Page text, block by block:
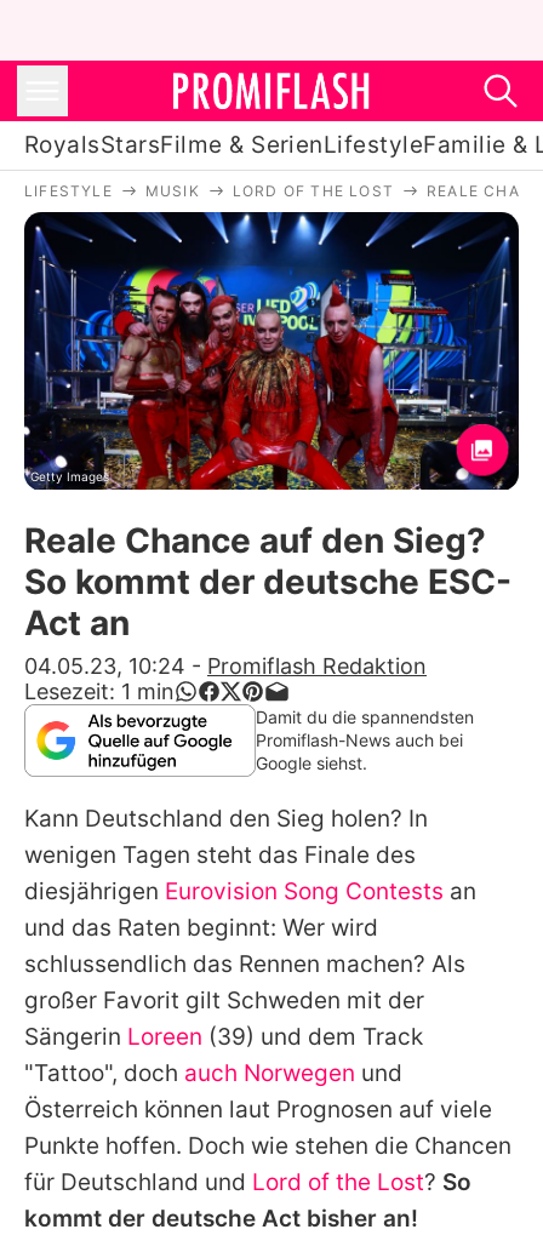
RoyalsStarsFilme & SerienLifestyleFamilie &
Royals
Stars
Filme & Serien
Lifestyle
Familie & Liebe
Promiflash Exklusiv
Alle Themen auf Promiflash
App runterladen
Team
Redaktionelle Richtlinien
Impressum
Datenschutzerklärung
Nutzungsbedingungen
Utiq verwalten
LIFESTYLE MUSIK LORD OF THE LOST REALE
Getty Images
Reale Chance auf den Sieg?
So kommt der deutsche ESC-
Act an
04.05.23, 10:24 - Promiflash Redaktion
Lesezeit: 1 min
Damit du die spannendsten
Promiflash-News auch bei
Google siehst.
Kann Deutschland den Sieg holen? In
wenigen Tagen steht das Finale des
diesjährigen Eurovision Song Contests an
und das Raten beginnt: Wer wird
schlussendlich das Rennen machen? Als
großer Favorit gilt Schweden mit der
Sängerin Loreen (39) und dem Track
"Tattoo", doch auch Norwegen und
Österreich können laut Prognosen auf viele
Punkte hoffen. Doch wie stehen die Chancen
für Deutschland und Lord of the Lost? So
kommt der deutsche Act bisher an!